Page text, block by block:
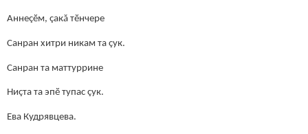
Аннеçӗм, çакă тӗнчере
Санран хитри никам та çук.
Санран та маттуррине
Ниçта та эпӗ тупас çук.
Ева Кудрявцева.